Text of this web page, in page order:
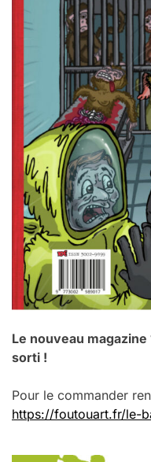
Le nouveau
sorti !
Pour le commander
https://foutouart.fr/le-